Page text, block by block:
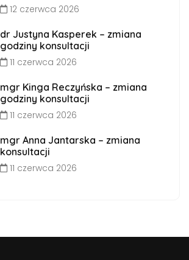
12 czerwca 2026
dr Justyna Kasperek – zmiana
godziny konsultacji
11 czerwca 2026
mgr Kinga Reczyńska – zmiana
godziny konsultacji
11 czerwca 2026
mgr Anna Jantarska – zmiana
konsultacji
11 czerwca 2026